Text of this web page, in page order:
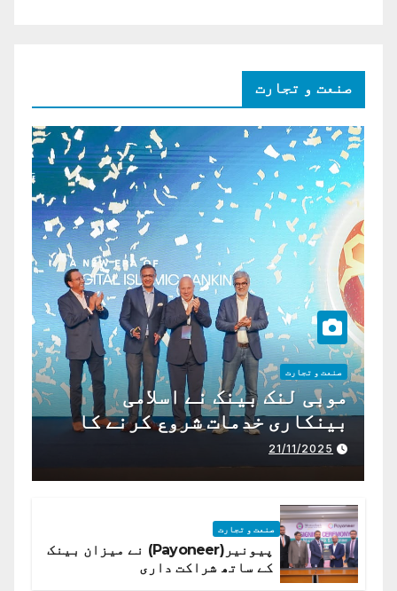
صنعت و تجارت
صنعت و تجارت
موبی لنک بینک نے اسلامی
بینکاری خدمات شروع کرنے کا
اعلان کیا ہے،
21/11/2025
صنعت و تجارت
پیونیر(Payoneer) نے میزان بینک
کے ساتھ شراکت داری